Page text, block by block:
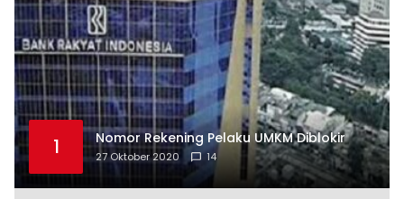
1 Nomor Rekening Pelaku UMKM Diblokir
27 Oktober 2020 14